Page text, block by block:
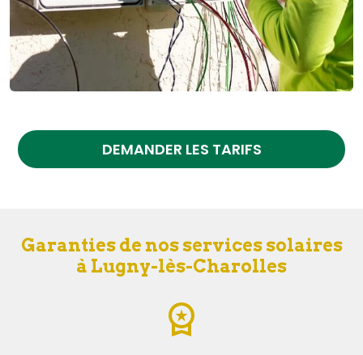
DEMANDER LES TARIFS
Garanties de nos services solaires
à Lugny-lès-Charolles